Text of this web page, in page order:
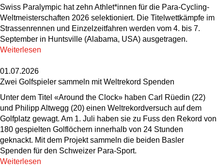
Swiss Paralympic hat zehn Athlet*innen für die Para-Cycling-
Weltmeisterschaften 2026 selektioniert. Die Titelwettkämpfe im
Strassenrennen und Einzelzeitfahren werden vom 4. bis 7.
September in Huntsville (Alabama, USA) ausgetragen.
Weiterlesen
01.07.2026
Zwei Golfspieler sammeln mit Weltrekord Spenden
Unter dem Titel «Around the Clock» haben Carl Rüedin (22)
und Philipp Altwegg (20) einen Weltrekordversuch auf dem
Golfplatz gewagt. Am 1. Juli haben sie zu Fuss den Rekord von
180 gespielten Golflöchern innerhalb von 24 Stunden
geknackt. Mit dem Projekt sammeln die beiden Basler
Spenden für den Schweizer Para-Sport.
Weiterlesen